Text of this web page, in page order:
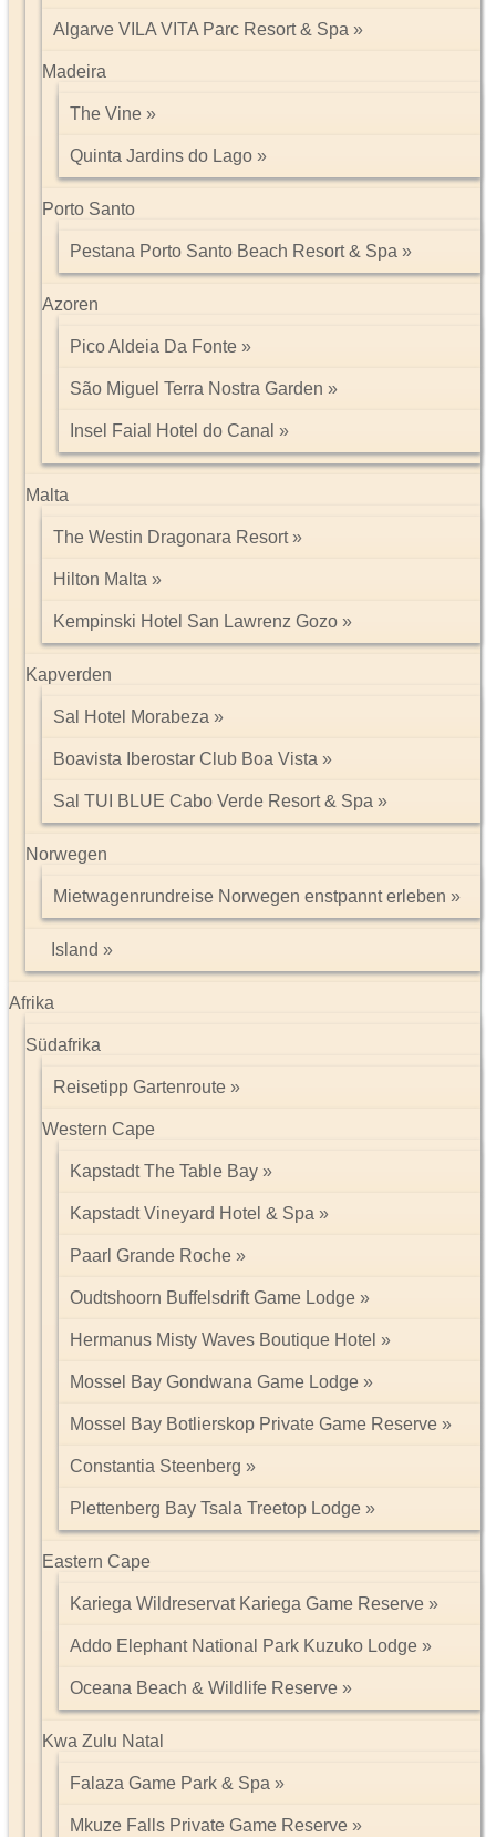
Algarve VILA VITA Parc Resort & Spa
Madeira
The Vine
Quinta Jardins do Lago
Porto Santo
Pestana Porto Santo Beach Resort & Spa
Azoren
Pico Aldeia Da Fonte
São Miguel Terra Nostra Garden
Insel Faial Hotel do Canal
Malta
The Westin Dragonara Resort
Hilton Malta
Kempinski Hotel San Lawrenz Gozo
Kapverden
Sal Hotel Morabeza
Boavista Iberostar Club Boa Vista
Sal TUI BLUE Cabo Verde Resort & Spa
Norwegen
Mietwagenrundreise Norwegen enstpannt erleben
Island
Afrika
Südafrika
Reisetipp Gartenroute
Western Cape
Kapstadt The Table Bay
Kapstadt Vineyard Hotel & Spa
Paarl Grande Roche
Oudtshoorn Buffelsdrift Game Lodge
Hermanus Misty Waves Boutique Hotel
Mossel Bay Gondwana Game Lodge
Mossel Bay Botlierskop Private Game Reserve
Constantia Steenberg
Plettenberg Bay Tsala Treetop Lodge
Eastern Cape
Kariega Wildreservat Kariega Game Reserve
Addo Elephant National Park Kuzuko Lodge
Oceana Beach & Wildlife Reserve
Kwa Zulu Natal
Falaza Game Park & Spa
Mkuze Falls Private Game Reserve